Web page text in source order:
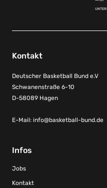
Kontakt
Deutscher Basketball Bund e.V
Schwanenstraße 6-10
D-58089 Hagen
E-Mail: info@basketball-bund.de
Infos
Jobs
Kontakt